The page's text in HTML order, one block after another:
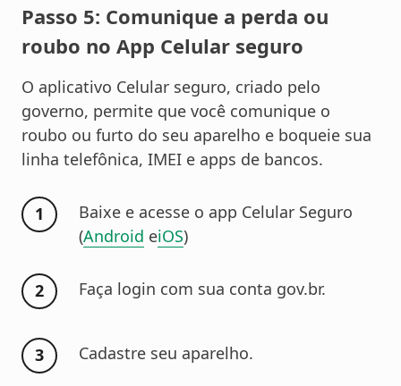
Passo 5: Comunique a perda ou
roubo no App Celular seguro
O aplicativo Celular seguro, criado pelo
governo, permite que você comunique o
roubo ou furto do seu aparelho e boqueie sua
linha telefônica, IMEI e apps de bancos.
Baixe e acesse o app Celular Seguro
(Android eiOS)
Faça login com sua conta gov.br.
Cadastre seu aparelho.